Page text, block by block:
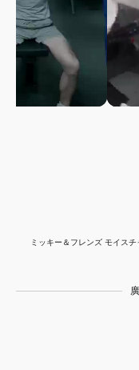
ミッキー＆フレンズ モイス